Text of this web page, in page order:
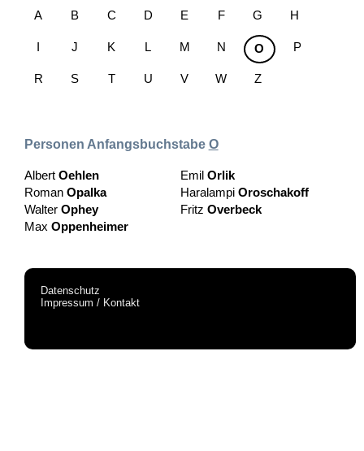
A B C D E F G H
I J K L M N O P
R S T U V W Z
Personen Anfangsbuchstabe O
Albert Oehlen
Roman Opalka
Walter Ophey
Max Oppenheimer
Emil Orlik
Haralampi Oroschakoff
Fritz Overbeck
Datenschutz
Impressum / Kontakt